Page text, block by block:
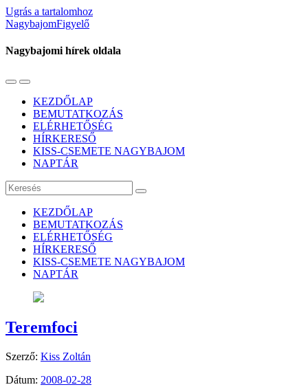
Ugrás a tartalomhoz
NagybajomFigyelő
Nagybajomi hírek oldala
Váltás
mobil
menüre
Használja
keresés
mezőt
KEZDŐLAP
BEMUTATKOZÁS
ELÉRHETŐSÉG
HÍRKERESŐ
KISS-CSEMETE NAGYBAJOM
NAPTÁR
Keresés
KEZDŐLAP
BEMUTATKOZÁS
ELÉRHETŐSÉG
HÍRKERESŐ
KISS-CSEMETE NAGYBAJOM
NAPTÁR
Teremfoci
Szerző: Kiss Zoltán
Dátum: 2008-02-28